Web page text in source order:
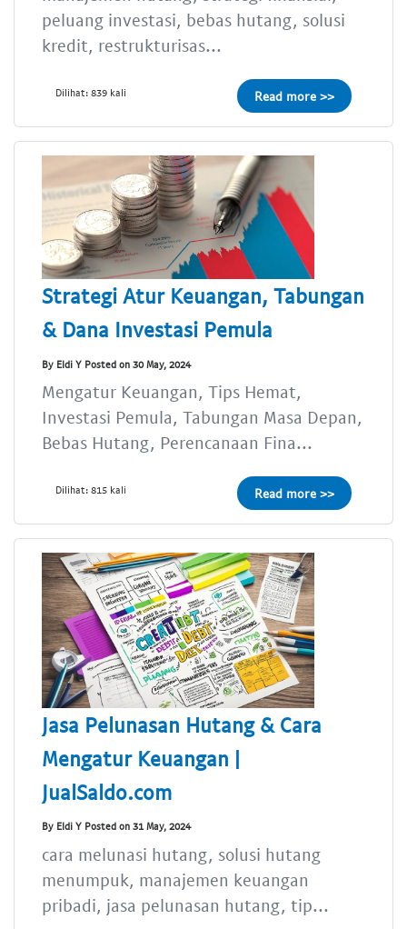
peluang investasi, bebas hutang, solusi
kredit, restrukturisas...
Dilihat: 839 kali Read more >>
Strategi Atur Keuangan, Tabungan
& Dana Investasi Pemula
By Eldi Y Posted on 30 May, 2024
Mengatur Keuangan, Tips Hemat,
Investasi Pemula, Tabungan Masa Depan,
Bebas Hutang, Perencanaan Fina...
Dilihat: 815 kali Read more >>
Jasa Pelunasan Hutang & Cara
Mengatur Keuangan |
JualSaldo.com
By Eldi Y Posted on 31 May, 2024
cara melunasi hutang, solusi hutang
menumpuk, manajemen keuangan
pribadi, jasa pelunasan hutang, tip...